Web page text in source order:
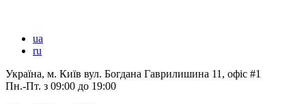
ua
ru
Україна, м. Київ вул. Богдана Гаврилишина 11, офіс #1
Пн.-Пт. з 09:00 до 19:00